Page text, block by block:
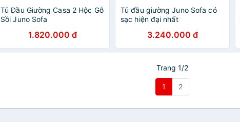
Tủ Đầu Giường Casa 2 Hộc Gỗ
Sồi Juno Sofa
1.820.000 đ
Tủ đầu giường Juno Sofa có
sạc hiện đại nhất
3.240.000 đ
Trang 1/2
1 2